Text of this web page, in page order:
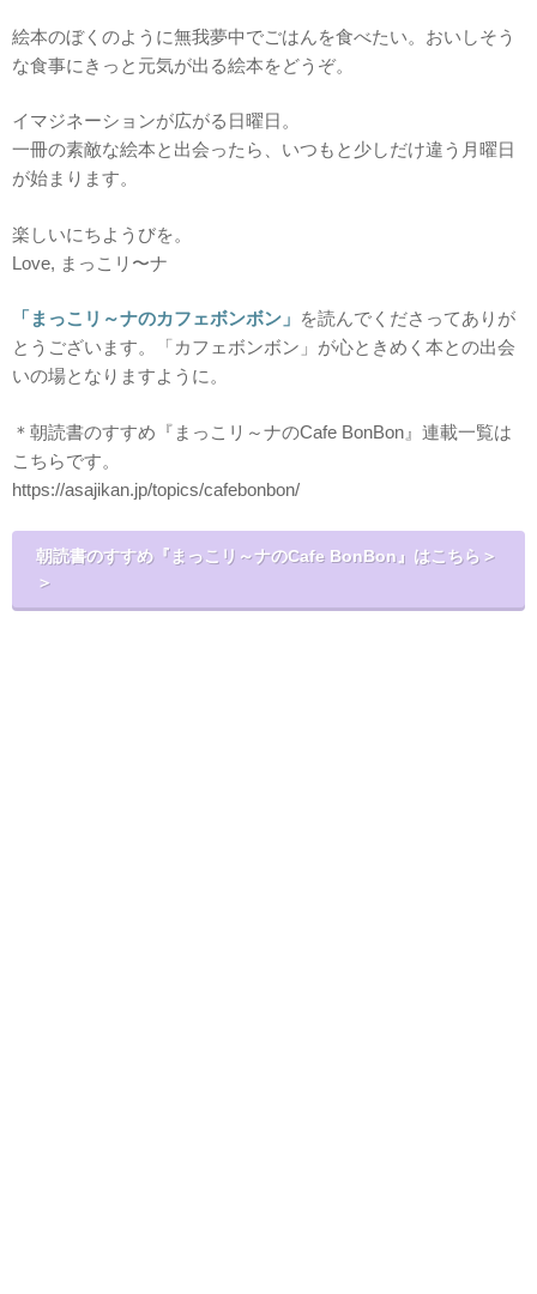
絵本のぼくのように無我夢中でごはんを食べたい。おいしそう
な食事にきっと元気が出る絵本をどうぞ。
イマジネーションが広がる日曜日。
一冊の素敵な絵本と出会ったら、いつもと少しだけ違う月曜日
が始まります。
楽しいにちようびを。
Love, まっこリ〜ナ
「まっこリ～ナのカフェボンボン」 を読んでくださってありが
とうございます。「カフェボンボン」が心ときめく本との出会
いの場となりますように。
＊朝読書のすすめ『まっこリ～ナのCafe BonBon』連載一覧は
こちらです。
https://asajikan.jp/topics/cafebonbon/
朝読書のすすめ『まっこリ～ナのCafe BonBon』はこちら＞
＞